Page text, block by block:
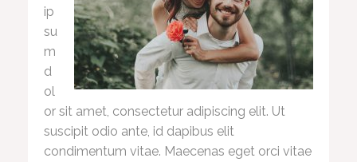
ip
su
m
d
ol
or sit amet, consectetur adipiscing elit. Ut
suscipit odio ante, id dapibus elit
condimentum vitae. Maecenas eget orci vitae